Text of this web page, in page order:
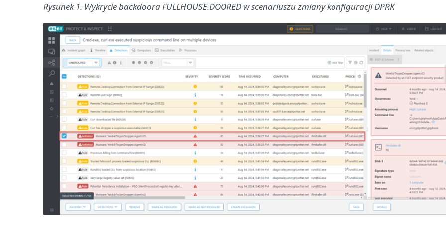
Rysunek 1. Wykrycie backdoora FULLHOUSE.DOORED w scenariuszu zmiany konfiguracji DPRK